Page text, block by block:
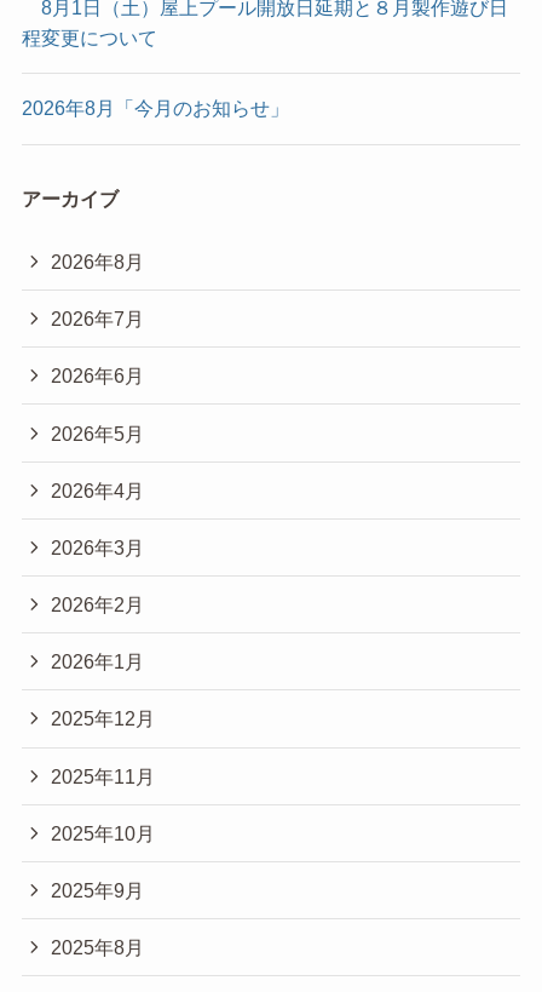
8月1日（土）屋上プール開放日延期と８月製作遊び日
程変更について
2026年8月「今月のお知らせ」
アーカイブ
2026年8月
2026年7月
2026年6月
2026年5月
2026年4月
2026年3月
2026年2月
2026年1月
2025年12月
2025年11月
2025年10月
2025年9月
2025年8月